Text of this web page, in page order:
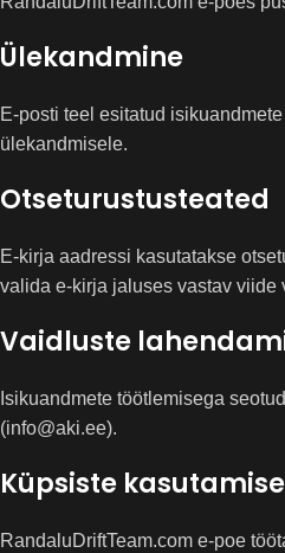
Ülekandmine
E-posti teel esitatud
ülekandmisele.
Otseturustusteated
E-kirja aadressi kasutatakse
valida e-kirja jaluses vastav viide
Vaidluste
Isikuandmete töötlemisega
(info@aki.ee).
Küpsiste
RandaluDriftTeam.com e-poe